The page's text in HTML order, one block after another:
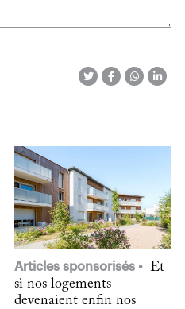
Articles sponsorisés
Et
si nos logements
devenaient enfin nos